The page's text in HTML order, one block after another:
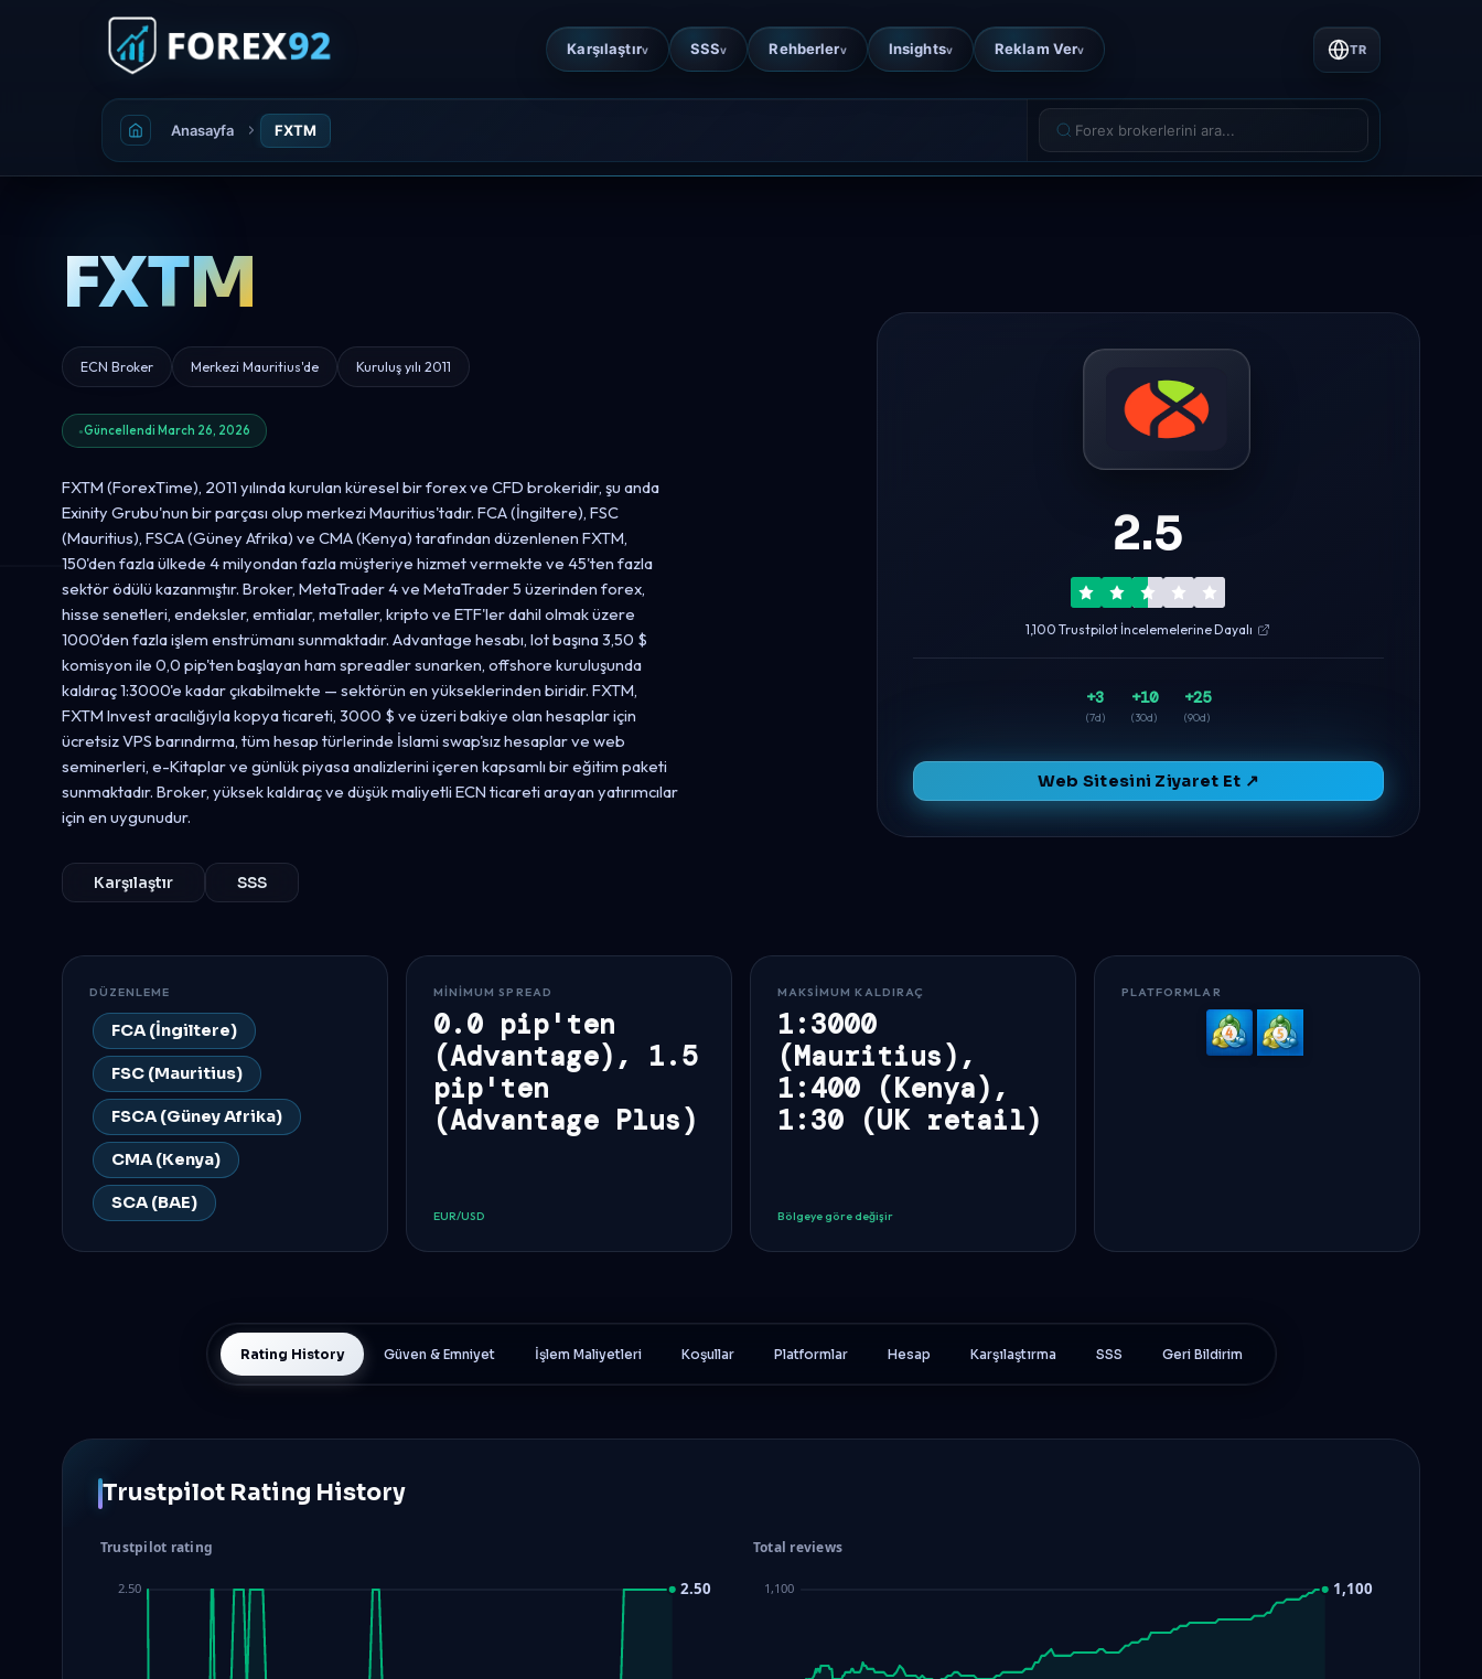
Karşılaştırv SSSv Rehberlerv Insightsv Reklam Verv TR
Anasayfa FXTM
FXTM
ECN Broker Merkezi Mauritius'de Kuruluş yılı 2011
Güncellendi March 26, 2026
FXTM (ForexTime), 2011 yılında kurulan küresel bir forex ve CFD brokeridir, şu anda
Exinity Grubu'nun bir parçası olup merkezi Mauritius'tadır. FCA (İngiltere), FSC
(Mauritius), FSCA (Güney Afrika) ve CMA (Kenya) tarafından düzenlenen FXTM,
150'den fazla ülkede 4 milyondan fazla müşteriye hizmet vermekte ve 45'ten fazla
sektör ödülü kazanmıştır. Broker, MetaTrader 4 ve MetaTrader 5 üzerinden forex,
hisse senetleri, endeksler, emtialar, metaller, kripto ve ETF'ler dahil olmak üzere
1000'den fazla işlem enstrümanı sunmaktadır. Advantage hesabı, lot başına 3,50 $
komisyon ile 0,0 pip'ten başlayan ham spreadler sunarken, offshore kuruluşunda
kaldıraç 1:3000'e kadar çıkabilmekte — sektörün en yükseklerinden biridir. FXTM,
FXTM Invest aracılığıyla kopya ticareti, 3000 $ ve üzeri bakiye olan hesaplar için
ücretsiz VPS barındırma, tüm hesap türlerinde İslami swap'sız hesaplar ve web
seminerleri, e-Kitaplar ve günlük piyasa analizlerini içeren kapsamlı bir eğitim paketi
sunmaktadır. Broker, yüksek kaldıraç ve düşük maliyetli ECN ticareti arayan yatırımcılar
için en uygunudur.
Karşılaştır SSS
2.5
1,100 Trustpilot İncelemelerine Dayalı
+3
(7d)
+10
(30d)
+25
(90d)
Web Sitesini Ziyaret Et ↗
DÜZENLEME
FCA (İngiltere)
FSC (Mauritius)
FSCA (Güney Afrika)
CMA (Kenya)
SCA (BAE)
MINIMUM SPREAD
0.0 pip'ten
(Advantage), 1.5
pip'ten
(Advantage Plus)
EUR/USD
MAKSIMUM KALDIRAÇ
1:3000
(Mauritius),
1:400 (Kenya),
1:30 (UK retail)
Bölgeye göre değişir
PLATFORMLAR
MetaTrader
4
Rating History Güven & Emniyet İşlem Maliyetleri Koşullar Platformlar Hesap Karşılaştırma SSS Geri Bildirim
Trustpilot Rating History
Trustpilot rating
2.50 2.50
Total reviews
1,100 1,100